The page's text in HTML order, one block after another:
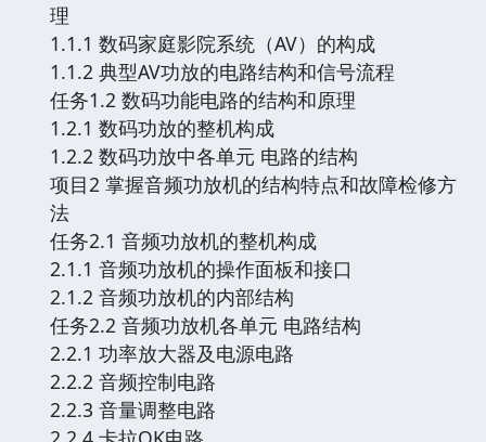
理
1.1.1 数码家庭影院系统（AV）的构成
1.1.2 典型AV功放的电路结构和信号流程
任务1.2 数码功能电路的结构和原理
1.2.1 数码功放的整机构成
1.2.2 数码功放中各单元 电路的结构
项目2 掌握音频功放机的结构特点和故障检修方
法
任务2.1 音频功放机的整机构成
2.1.1 音频功放机的操作面板和接口
2.1.2 音频功放机的内部结构
任务2.2 音频功放机各单元 电路结构
2.2.1 功率放大器及电源电路
2.2.2 音频控制电路
2.2.3 音量调整电路